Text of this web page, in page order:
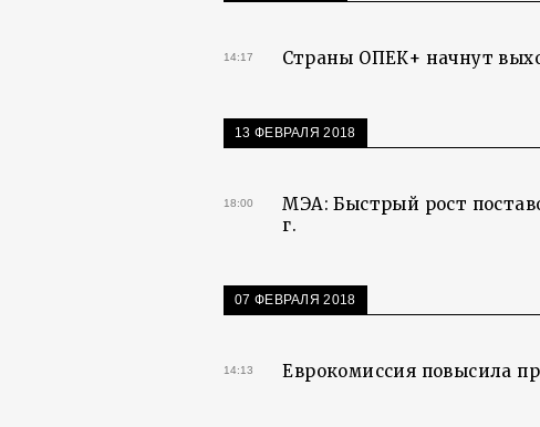
14:17 Страны ОПЕК+ начнут
13 ФЕВРАЛЯ 2018
18:00
МЭА: Быстрый рост
г.
07 ФЕВРАЛЯ 2018
14:13 Еврокомиссия повысила